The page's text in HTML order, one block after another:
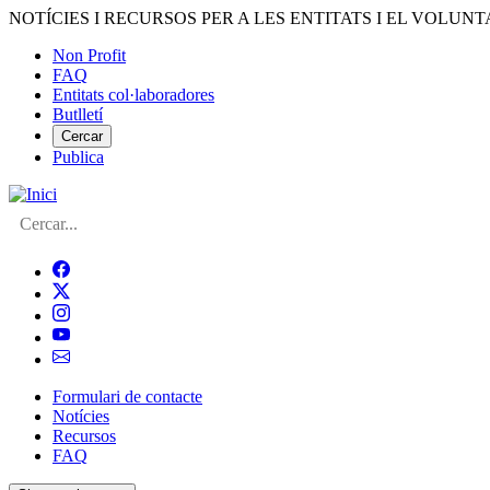
Vés
contingut
NOTÍCIES I RECURSOS PER A LES ENTITATS I EL
Menú
del
compte
d'usuari
Non Profit
FAQ
Entitats col·laboradores
Butlletí
Cercar
Publica
Cerca
Navegació
principal
de
Formulari de contacte
Notícies
Recursos
FAQ